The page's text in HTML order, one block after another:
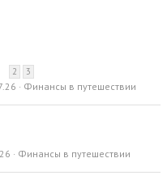
2 3
Финансы в путешествии
Финансы в путешествии